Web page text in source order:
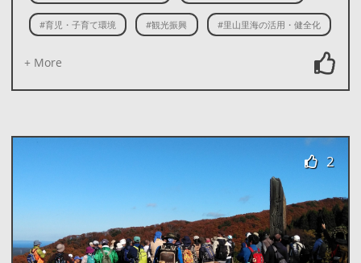
#育児・子育て環境 #観光振興 #里山里海の活用・健全化
+ More
2